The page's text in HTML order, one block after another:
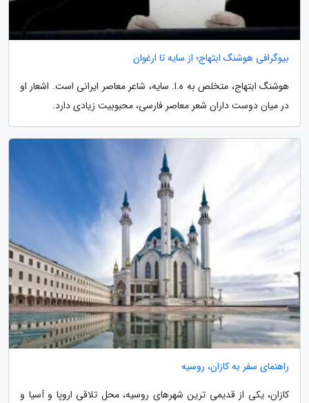
بیوگرافی هوشنگ ابتهاج؛ از سایه تا ارغوان
هوشنگ ابتهاج، متخلص به ه.ا. سایه، شاعر معاصر ایرانی است. اشعار او
در میان دوست داران شعر معاصر فارسی، محبوبیت زیادی دارد.
راهنمای سفر به کازان، روسیه
کازان، یکی از قدیمی ترین شهرهای روسیه، محل تلاقی اروپا و آسیا و